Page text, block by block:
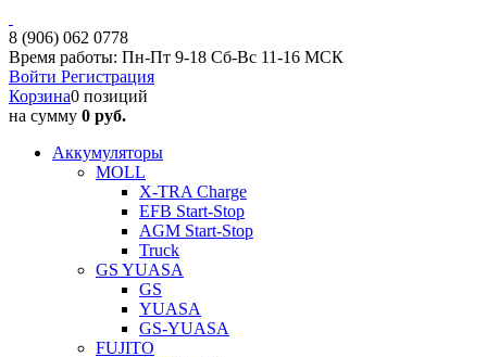
8 (906) 062 0778
Время работы: Пн-Пт 9-18 Сб-Вс 11-16 МСК
Войти Регистрация
Корзина0 позиций
на сумму 0 руб.
Аккумуляторы
MOLL
X-TRA Charge
EFB Start-Stop
AGM Start-Stop
Truck
GS YUASA
GS
YUASA
GS-YUASA
FUJITO